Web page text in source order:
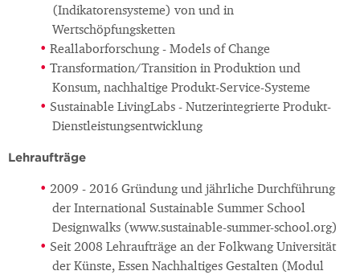
(Indikatorensysteme) von und in
Wertschöpfungsketten
Reallaborforschung - Models of Change
Transformation/Transition in Produktion und
Konsum, nachhaltige Produkt-Service-Systeme
Sustainable LivingLabs - Nutzerintegrierte Produkt-
Dienstleistungsentwicklung
Lehraufträge
2009 - 2016 Gründung und jährliche Durchführung
der International Sustainable Summer School
Designwalks (www.sustainable-summer-school.org)
Seit 2008 Lehraufträge an der Folkwang Universität
der Künste, Essen Nachhaltiges Gestalten (Modul